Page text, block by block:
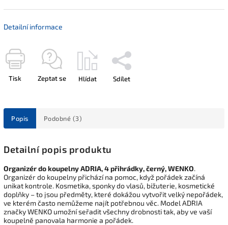
Detailní informace
Tisk Zeptat se Hlídat Sdílet
Popis Podobné (3)
Detailní popis produktu
Organizér do koupelny ADRIA, 4 přihrádky, černý, WENKO.
Organizér do koupelny přichází na pomoc, když pořádek začíná
unikat kontrole. Kosmetika, sponky do vlasů, bižuterie, kosmetické
doplňky – to jsou předměty, které dokážou vytvořit velký nepořádek,
ve kterém často nemůžeme najít potřebnou věc. Model ADRIA
značky WENKO umožní seřadit všechny drobnosti tak, aby ve vaší
koupelně panovala harmonie a pořádek.